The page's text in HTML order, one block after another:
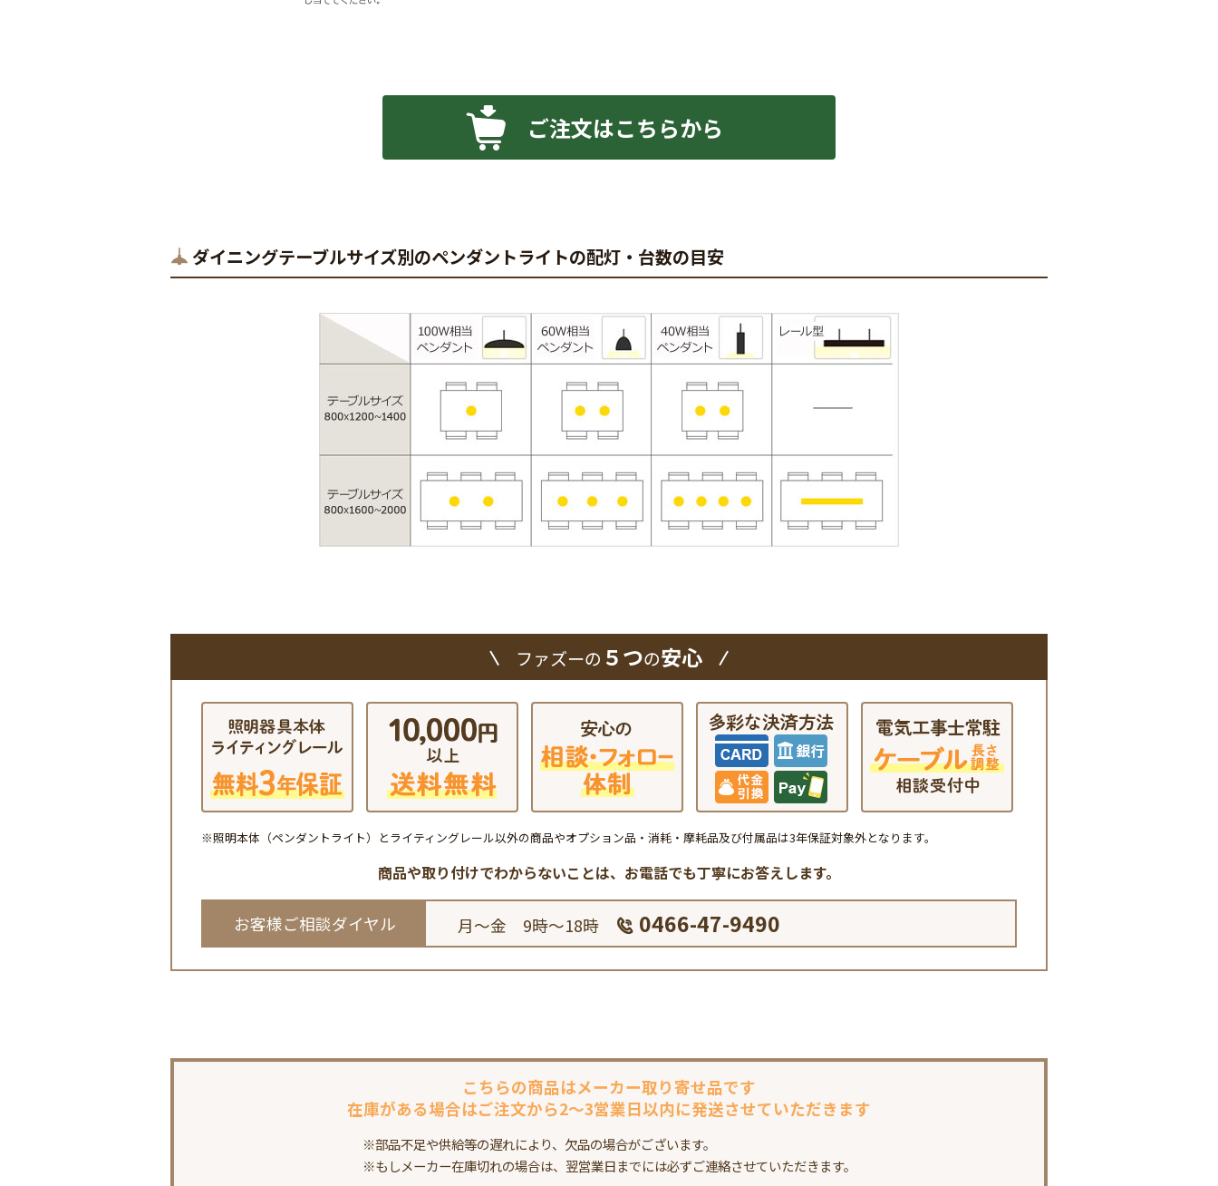
ご注文はこちらから
ダイニングテーブルサイズ別のペンダントライトの配灯・台数の目安
ファズーの ５つの安心
※照明本体（ペンダントライト）とライティングレール以外の商品やオプション品・消耗・摩耗品及び付属品は3年保証対象外となります。
商品や取り付けでわからないことは、 お電話でも丁寧にお答えします。
お客様ご相談ダイヤル 月～金 9時～18時 0466-47-9490
こちらの商品はメーカー取り寄せ品です
在庫がある場合はご注文から2～3営業日以内に発送させていただきます
※部品不足や供給等の遅れにより、欠品の場合がございます。
※もしメーカー在庫切れの場合は、翌営業日までには必ずご連絡させていただきます。